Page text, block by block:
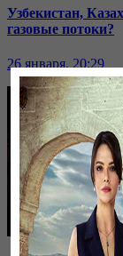
Узбекистан,
газовые потоки?
26 января, 20:29